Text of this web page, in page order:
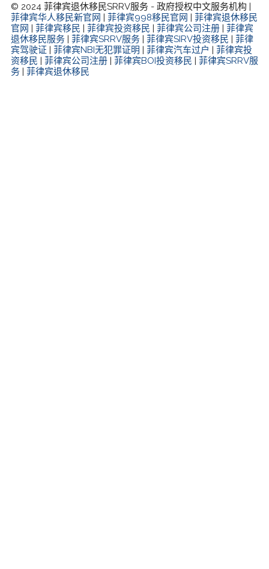
© 2024 菲律宾退休移民SRRV服务 - 政府授权中文服务机构 |
菲律宾华人移民新官网 | 菲律宾998移民官网 | 菲律宾退休移民
官网 | 菲律宾移民 | 菲律宾投资移民 | 菲律宾公司注册 | 菲律宾
退休移民服务 | 菲律宾SRRV服务 | 菲律宾SIRV投资移民 | 菲律
宾驾驶证 | 菲律宾NBI无犯罪证明 | 菲律宾汽车过户 | 菲律宾投
资移民 | 菲律宾公司注册 | 菲律宾BOI投资移民 | 菲律宾SRRV服
务 | 菲律宾退休移民